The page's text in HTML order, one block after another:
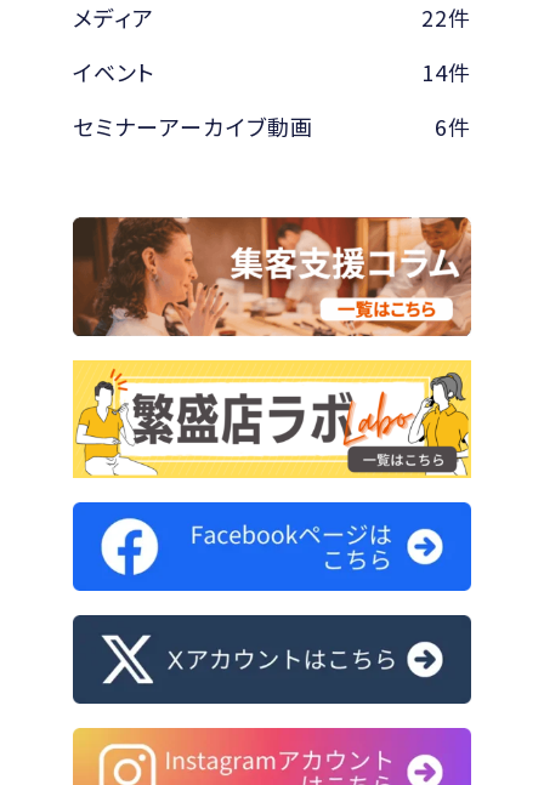
メディア
22件
イベント
14件
セミナーアーカイブ動画
6件